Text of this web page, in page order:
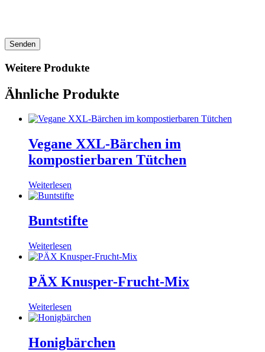
Senden
Weitere Produkte
Ähnliche Produkte
Vegane XXL-Bärchen im
kompostierbaren Tütchen
Weiterlesen
Buntstifte
Weiterlesen
PÄX Knusper-Frucht-Mix
Weiterlesen
Honigbärchen